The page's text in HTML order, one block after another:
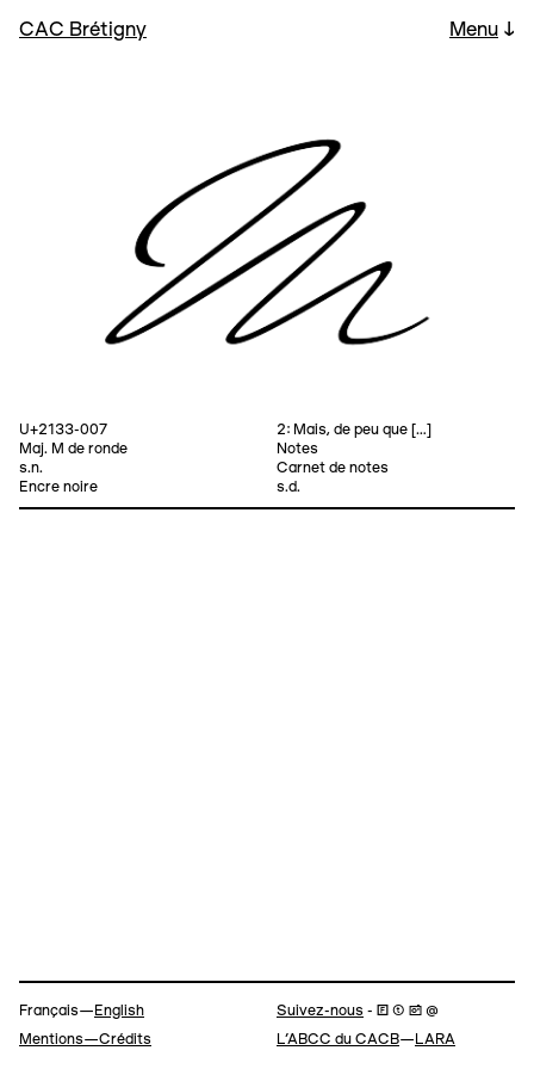
CAC Brétigny Menu ↓
U+2133-007
Maj. M de ronde
2: Mais, de peu que […]
Notes
s.n.
Encre noire
Carnet de notes
s.d.
Navigation
Français— English Suivez-nous - 🄵 ⓣ 📷 @
Mentions—Crédits L’ABCC du CACB— LARA